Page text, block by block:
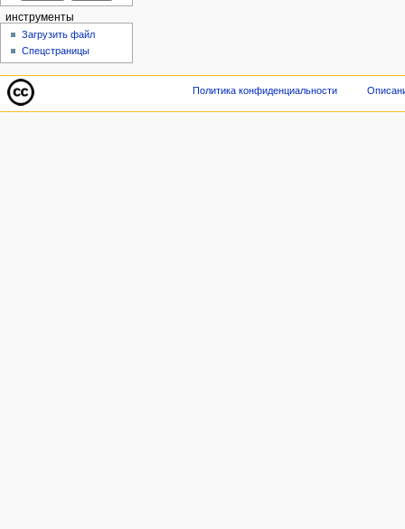
инструменты
Загрузить файл
Спецстраницы
Политика конфиденциальности